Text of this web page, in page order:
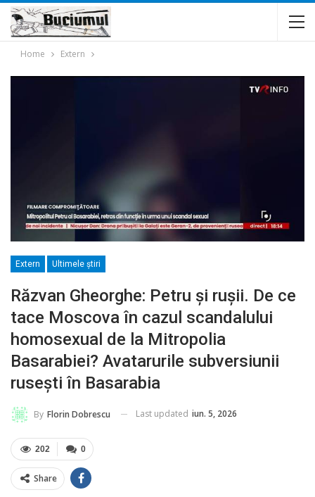
Home Extern
Extern Ultimele ştiri
Răzvan Gheorghe: Petru și rușii. De ce
tace Moscova în cazul scandalului
homosexual de la Mitropolia
Basarabiei? Avatarurile subversiunii
rusești în Basarabia
By Florin Dobrescu Last updated iun. 5, 2026
0
202
Share